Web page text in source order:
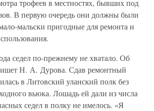
трофеев в местностях, бывших под
В первую очередь они должны были
мальски пригодные для ремонта и
седел по-прежнему не хватало. Об
Н. А. Дурова. Сдав ремонтный
в Литовский уланский полк без
вьюка. Лошадь ей дали из числа
седел в полку не имелось. «Я